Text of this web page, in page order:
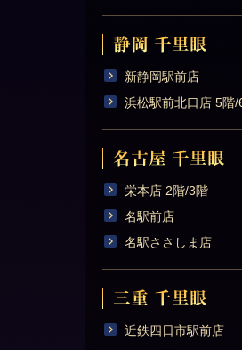
新静岡駅前店
浜松駅前北口店 5階/
栄本店 2階/3階
名駅前店
名駅ささしま店
近鉄四日市駅前店